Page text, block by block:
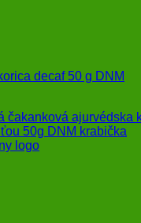
decaf 50 g DNM